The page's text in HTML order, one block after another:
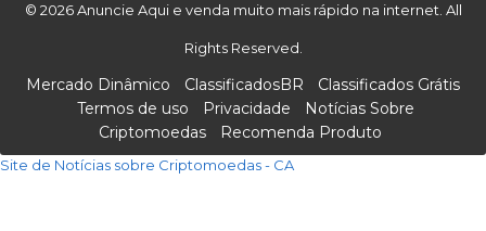
© 2026 Anuncie Aqui e venda muito mais rápido na internet. All
Rights Reserved.
Mercado Dinâmico ClassificadosBR
Classificados Grátis
Termos de uso
Privacidade
Notícias Sobre
Criptomoedas
Recomenda Produto
Site de Notícias sobre Criptomoedas - CA